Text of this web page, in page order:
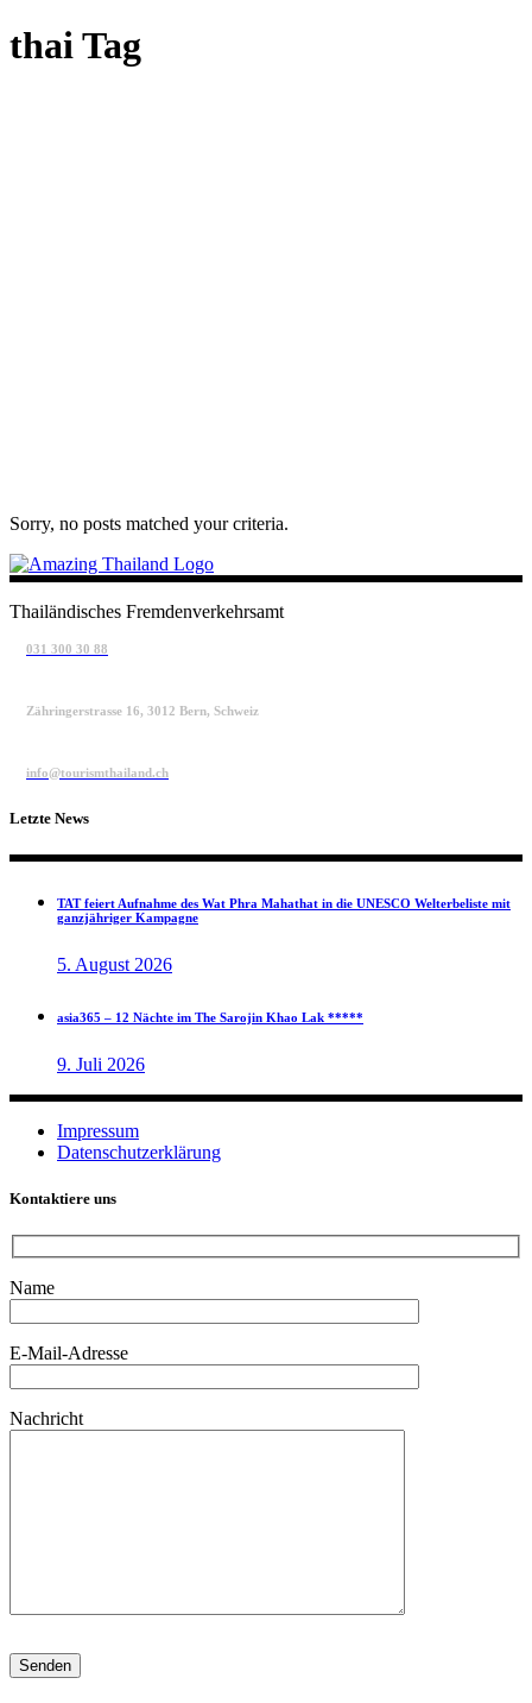
thai Tag
Sorry, no posts matched your criteria.
Thailändisches Fremdenverkehrsamt
031 300 30 88
Zähringerstrasse 16, 3012 Bern, Schweiz
info@tourismthailand.ch
Letzte News
TAT feiert Aufnahme des Wat Phra Mahathat in die UNESCO Welterbeliste mit
ganzjähriger Kampagne
5. August 2026
asia365 – 12 Nächte im The Sarojin Khao Lak *****
9. Juli 2026
Impressum
Datenschutzerklärung
Kontaktiere uns
Name
E-Mail-Adresse
Nachricht